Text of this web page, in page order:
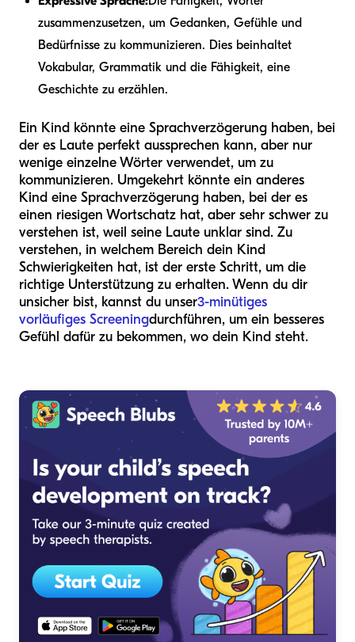
zusammenzusetzen, um Gedanken, Gefühle und
Bedürfnisse zu kommunizieren. Dies beinhaltet
Vokabular, Grammatik und die Fähigkeit, eine
Geschichte zu erzählen.
Ein Kind könnte eine Sprachverzögerung haben, bei
der es Laute perfekt aussprechen kann, aber nur
wenige einzelne Wörter verwendet, um zu
kommunizieren. Umgekehrt könnte ein anderes
Kind eine Sprachverzögerung haben, bei der es
einen riesigen Wortschatz hat, aber sehr schwer zu
verstehen ist, weil seine Laute unklar sind. Zu
verstehen, in welchem Bereich dein Kind
Schwierigkeiten hat, ist der erste Schritt, um die
richtige Unterstützung zu erhalten. Wenn du dir
unsicher bist, kannst du unser3-minütiges
vorläufiges Screeningdurchführen, um ein besseres
Gefühl dafür zu bekommen, wo dein Kind steht.